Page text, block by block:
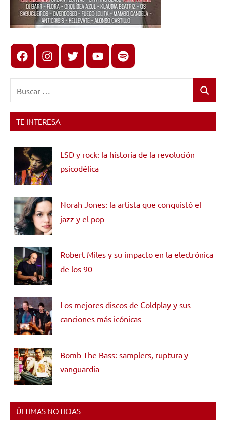
FacebookInstagram
X youtubespotify
Buscar
TE INTERESA
LSD y rock: la historia de la revolución
psicodélica
Norah Jones: la artista que conquistó el
jazz y el pop
Robert Miles y su impacto en la electrónica
de los 90
Los mejores discos de Coldplay y sus
canciones más icónicas
Bomb The Bass: samplers, ruptura y
vanguardia
ÚLTIMAS NOTICIAS